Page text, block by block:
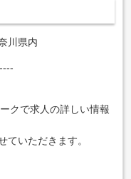
川県内
クで求人の詳しい情報
ていただきます。